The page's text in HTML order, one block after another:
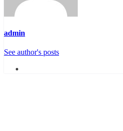
admin
See author's posts